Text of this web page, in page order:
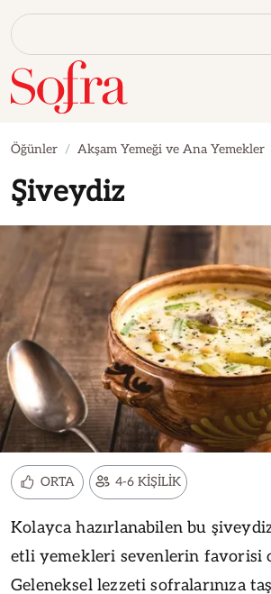
Öğünler Akşam Yemeği ve Ana Yemekler
Şiveydiz
ORTA 4-6 KİŞİLİK
Kolayca hazırlanabilen bu
etli yemekleri sevenlerin favorisi
Geleneksel lezzeti sofralarınıza